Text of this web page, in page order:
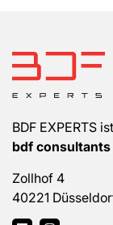
BDF EXPERTS
bdf consultants
Zollhof 4
40221